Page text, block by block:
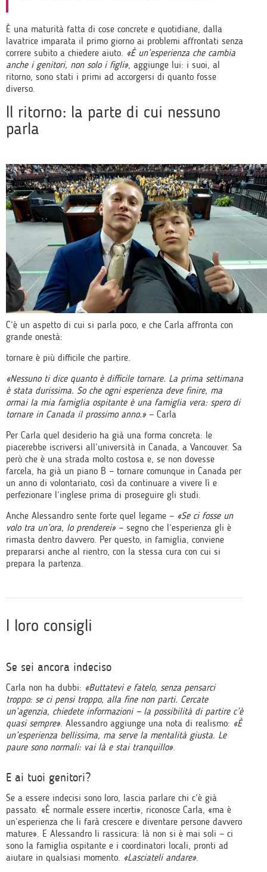
È una maturità fatta di cose concrete e quotidiane, dalla
lavatrice imparata il primo giorno ai problemi affrontati senza
correre subito a chiedere aiuto. «È un’esperienza che cambia
anche i genitori, non solo i figli», aggiunge lui: i suoi, al
ritorno, sono stati i primi ad accorgersi di quanto fosse
diverso.
Il ritorno: la parte di cui nessuno
parla
C’è un aspetto di cui si parla poco, e che Carla affronta con
grande onestà:
tornare è più difficile che partire.
«Nessuno ti dice quanto è difficile tornare. La prima settimana
è stata durissima. So che ogni esperienza deve finire, ma
ormai la mia famiglia ospitante è una famiglia vera: spero di
tornare in Canada il prossimo anno.»— Carla
Per Carla quel desiderio ha già una forma concreta: le
piacerebbe iscriversi all’università in Canada, a Vancouver. Sa
però che è una strada molto costosa e, se non dovesse
farcela, ha già un piano B — tornare comunque in Canada per
un anno di volontariato, così da continuare a vivere lì e
perfezionare l’inglese prima di proseguire gli studi.
Anche Alessandro sente forte quel legame — «Se ci fosse un
volo tra un’ora, lo prenderei»— segno che l’esperienza gli è
rimasta dentro davvero. Per questo, in famiglia, conviene
prepararsi anche al rientro, con la stessa cura con cui si
prepara la partenza.
I loro consigli
Se sei ancora indeciso
Carla non ha dubbi: «Buttatevi e fatelo, senza pensarci
troppo: se ci pensi troppo, alla fine non parti. Cercate
un’agenzia, chiedete informazioni — la possibilità di partire c’è
quasi sempre». Alessandro aggiunge una nota di realismo: «È
un’esperienza bellissima, ma serve la mentalità giusta. Le
paure sono normali: vai là e stai tranquillo».
E ai tuoi genitori?
Se a essere indecisi sono loro, lascia parlare chi c’è già
passato. «È normale essere incerti», riconosce Carla, «ma è
un’esperienza che li farà crescere e diventare persone davvero
mature». E Alessandro li rassicura: là non si è mai soli — ci
sono la famiglia ospitante e i coordinatori locali, pronti ad
aiutare in qualsiasi momento. «Lasciateli andare».